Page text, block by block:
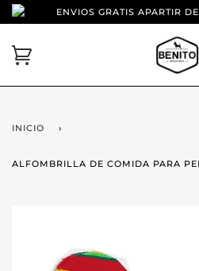
ENVIOS GRATIS APARTIR
INICIO ›
ALFOMBRILLA DE COMIDA PARA